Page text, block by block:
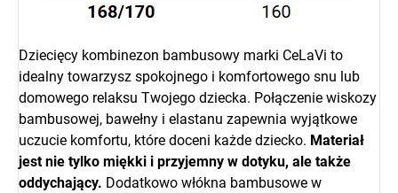
Dziecięcy kombinezon bambusowy marki CeLaVi to
idealny towarzysz spokojnego i komfortowego snu lub
domowego relaksu Twojego dziecka. Połączenie wiskozy
bambusowej, bawełny i elastanu zapewnia wyjątkowe
uczucie komfortu, które doceni każde dziecko. Materiał
jest nie tylko miękki i przyjemny w dotyku, ale także
oddychający. Dodatkowo włókna bambusowe w